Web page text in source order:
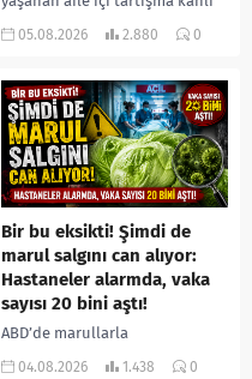
bitti. İddiaya göre, uzun süredir
05.08.2026 2.880 0
Bir bu eksikti! Şimdi de
marul salgını can alıyor:
Hastaneler alarmda, vaka
sayısı 20 bini aştı!
ABD’de marullarla
ilişkilendirilen siklospora
04.08.2026 1.438 0